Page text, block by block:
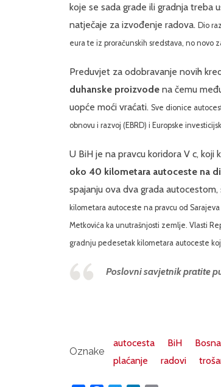
koje se sada grade ili gradnja treba
natječaje za izvođenje radova. Dio
eura te iz proračunskih sredstava, no novo
Preduvjet za odobravanje novih
duhanske proizvode na čemu
uopće moći vraćati. Sve dionice
obnovu i razvoj (EBRD) i Europske
U BiH je na pravcu koridora V c,
oko 40 kilometara autoceste na
spajanju ova dva grada
kilometara autoceste na pravcu od
Metkovića ka unutrašnjosti zemlje. Vlasti
gradnju pedesetak kilometara autoceste
Poslovni savjetnik pratite
Oznake
autocesta BiH
plaćanje
radovi